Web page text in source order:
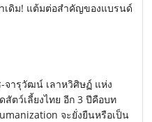
าเดิม! แต้มต่อสำคัญของแบรนด์
จารุวัฒน์ เลาหวิศิษฏ์ แห่ง
สัตว์เลี้ยงไทย อีก 3 ปีคือบท
จะยั่งยืนหรือเป็น